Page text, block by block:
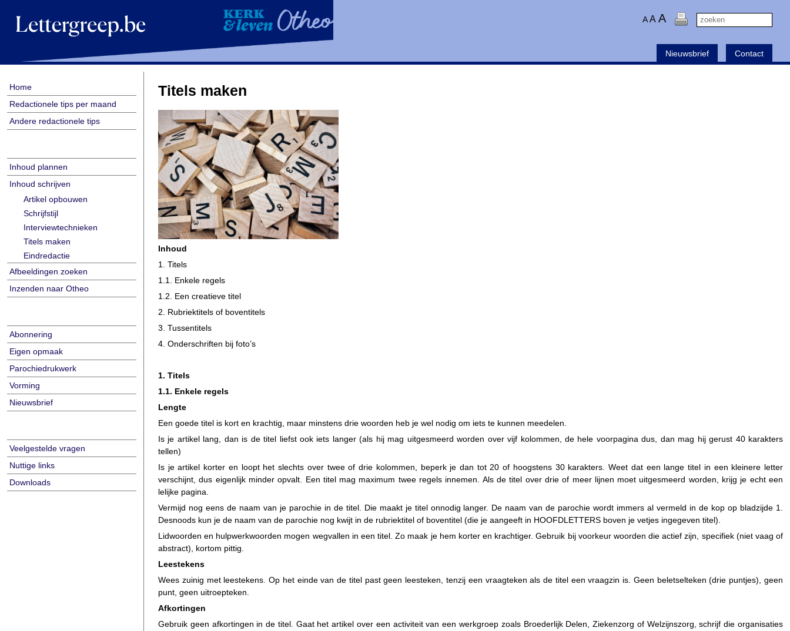
A A A
Nieuwsbrief Contact
Home
Redactionele tips per maand
Andere redactionele tips
Inhoud plannen
Inhoud schrijven
Artikel opbouwen
Schrijfstijl
Interviewtechnieken
Titels maken
Eindredactie
Afbeeldingen zoeken
Inzenden naar Otheo
Abonnering
Eigen opmaak
Parochiedrukwerk
Vorming
Nieuwsbrief
Veelgestelde vragen
Nuttige links
Downloads
Titels maken
Inhoud
1. Titels
1.1. Enkele regels
1.2. Een creatieve titel
2. Rubriektitels of boventitels
3. Tussentitels
4. Onderschriften bij foto’s
1. Titels
1.1. Enkele regels
Lengte
Een goede titel is kort en krachtig, maar minstens drie woorden heb je wel nodig om iets te kunnen meedelen.
Is je artikel lang, dan is de titel liefst ook iets langer (als hij mag uitgesmeerd worden over vijf kolommen, de hele voorpagina dus, dan mag hij gerust 40 karakters
tellen)
Is je artikel korter en loopt het slechts over twee of drie kolommen, beperk je dan tot 20 of hoogstens 30 karakters. Weet dat een lange titel in een kleinere letter
verschijnt, dus eigenlijk minder opvalt. Een titel mag maximum twee regels innemen. Als de titel over drie of meer lijnen moet uitgesmeerd worden, krijg je echt een
lelijke pagina.
Vermijd nog eens de naam van je parochie in de titel. Die maakt je titel onnodig langer. De naam van de parochie wordt immers al vermeld in de kop op bladzijde 1.
Desnoods kun je de naam van de parochie nog kwijt in de rubriektitel of boventitel (die je aangeeft in HOOFDLETTERS boven je vetjes ingegeven titel).
Lidwoorden en hulpwerkwoorden mogen wegvallen in een titel. Zo maak je hem korter en krachtiger. Gebruik bij voorkeur woorden die actief zijn, specifiek (niet vaag of
abstract), kortom pittig.
Leestekens
Wees zuinig met leestekens. Op het einde van de titel past geen leesteken, tenzij een vraagteken als de titel een vraagzin is. Geen beletselteken (drie puntjes), geen
punt, geen uitroepteken.
Afkortingen
Gebruik geen afkortingen in de titel. Gaat het artikel over een activiteit van een werkgroep zoals Broederlijk Delen, Ziekenzorg of Welzijnszorg, schrijf die organisaties